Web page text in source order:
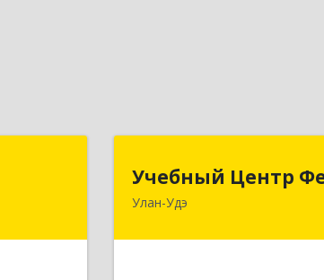
Удэ г,
Учебный Центр
Улан-Удэ
Учебный Центр
670034, Бурятия Респ,